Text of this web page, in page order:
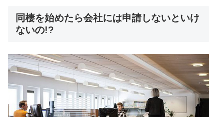
同棲を始めたら会社には申請しないといけ
ないの!?